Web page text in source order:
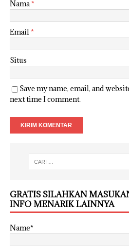
Nama*
Email *
Situs
Save my name, email, and
next time I comment.
GRATIS SILAHKAN
INFO MENARIK LAINNYA
Name*